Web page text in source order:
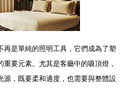
再是單純的照明工具，它們成為了塑
要元素。尤其是客廳中的吸頂燈，
源，既要柔和適度，也需要與整體設